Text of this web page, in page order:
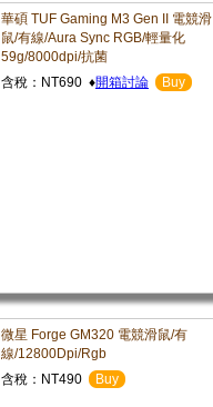
華碩 TUF Gaming M3 Gen II 電競滑
鼠/有線/Aura Sync RGB/輕量化
59g/8000dpi/抗菌
含稅：NT690 ♦開箱討論 Buy
微星 Forge GM320 電競滑鼠/有
線/12800Dpi/Rgb
含稅：NT490
Buy